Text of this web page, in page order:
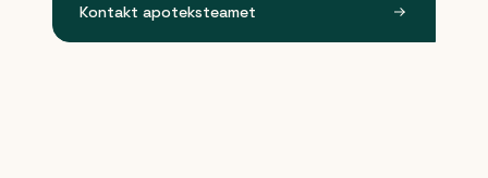
Kontakt apoteksteamet